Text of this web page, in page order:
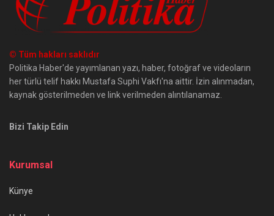
© Tüm hakları saklıdır
Politika Haber'de yayımlanan yazı, haber, fotoğraf ve videoların
her türlü telif hakkı Mustafa Suphi Vakfı'na aittir. İzin alınmadan,
kaynak gösterilmeden ve link verilmeden alıntılanamaz.
Bizi Takip Edin
Kurumsal
Künye